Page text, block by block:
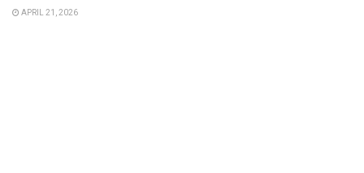
APRIL 21, 2026